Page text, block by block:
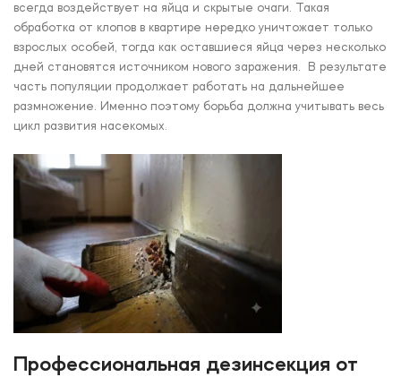
всегда воздействует на яйца и скрытые очаги. Такая
обработка от клопов в квартире нередко уничтожает только
взрослых особей, тогда как оставшиеся яйца через несколько
дней становятся источником нового заражения. В результате
часть популяции продолжает работать на дальнейшее
размножение. Именно поэтому борьба должна учитывать весь
цикл развития насекомых.
Профессиональная дезинсекция от